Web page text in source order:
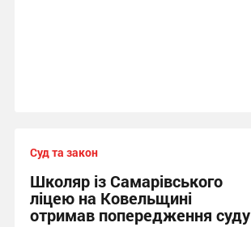
Суд та закон
Школяр із Самарівського
ліцею на Ковельщині
отримав попередження суду